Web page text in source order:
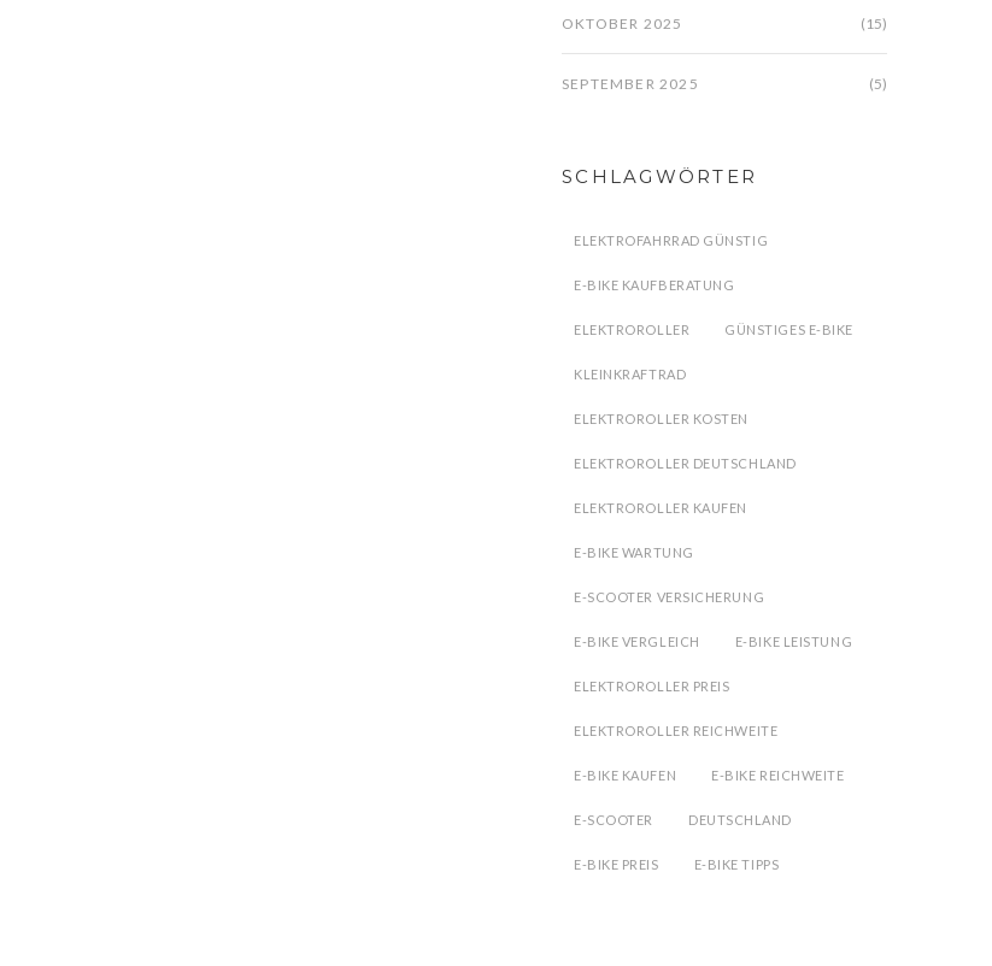
OKTOBER 2025 (15)
SEPTEMBER 2025 (5)
SCHLAGWÖRTER
ELEKTROFAHRRAD GÜNSTIG
E-BIKE KAUFBERATUNG
ELEKTROROLLER GÜNSTIGES E-BIKE
KLEINKRAFTRAD
ELEKTROROLLER KOSTEN
ELEKTROROLLER DEUTSCHLAND
ELEKTROROLLER KAUFEN
E-BIKE WARTUNG
E-SCOOTER VERSICHERUNG
E-BIKE VERGLEICH E-BIKE LEISTUNG
ELEKTROROLLER PREIS
ELEKTROROLLER REICHWEITE
E-BIKE KAUFEN E-BIKE REICHWEITE
E-SCOOTER DEUTSCHLAND
E-BIKE PREIS E-BIKE TIPPS